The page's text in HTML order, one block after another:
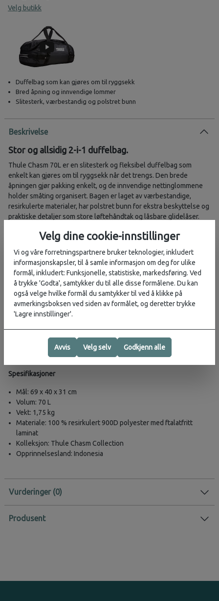
Velg butikk
Duffelbag som kan gjøres om til ryggsekk
Bred åpning og innvendige lommer
Slitesterk, værbestandig og polstret bunn
Beskrivelse
Stor og allsidig 2-i-1 duffelbag.
Thule Chasm 70L er en slitesterk og fleksibel duffelbag som
enkelt kan gjøres om til ryggsekk når det trengs. Den brede
åpningen gjør pakking enkelt, og de innvendige nettinglommene
holder småting organisert. Bagen er laget av værbestandige,
resirkulerte materialer, har polstret bunn for ekstra beskyttelse og
praktiske detaljer som store løftehåndtak og låsbare glidelåser.
Funksjoner
2-i-1-design– konverteres enkelt fra duffelbag til ryggsekk med
stuebare stropper
Bred åpning og innvendige lommer– enkel pakking og
organisering av småting
Slitesterk og værbestandig – 900D polyester med PFC-fri
vannavstøtende finish
Polstret bunn– beskytter innholdet mot støt og ujevnheter
Utvendige strammestropp– holder tingene på plass i
ryggsekkmodus
Spesifikasjoner
Mål: 69 x 40 x 31 cm
Volum: 70 L
Vekt: 1,75 kg
Materiale: 100 % resirkulert 900D polyester med ftalatfritt
laminat
Kolleksjon: Thule Chasm Collection
Opprinnelsesland: Indonesia
Vurderinger
Produsent
Velg dine cookie-innstillinger
Vi og våre forretningspartnere bruker teknologier, inkludert
informasjonskapsler, til å samle informasjon om deg for ulike
formål, inkludert: Funksjonelle, statistiske, markedsføring. Ved
å trykke 'Godta', samtykker du til alle disse formålene. Du kan
også velge hvilke formål du samtykker til ved å klikke på
avmerkingsboksen ved siden av formålet, og deretter trykke
'Lagre innstillinger'.
Avvis Velg selv Godkjenn alle